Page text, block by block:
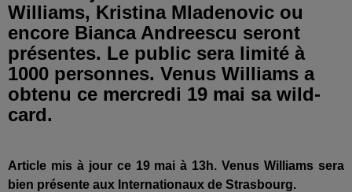
Williams, Kristina Mladenovic ou
encore Bianca Andreescu seront
présentes. Le public sera limité à
1000 personnes. Venus Williams a
obtenu ce mercredi 19 mai sa wild-
card.
Article mis à jour ce 19 mai à 13h.Venus Williams sera
bien présente aux Internationaux de Strasbourg.